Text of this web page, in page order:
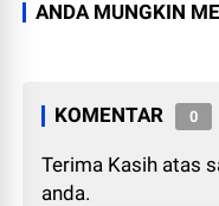
ANDA MUNGKIN
KOMENTAR 0
Terima Kasih atas
anda.